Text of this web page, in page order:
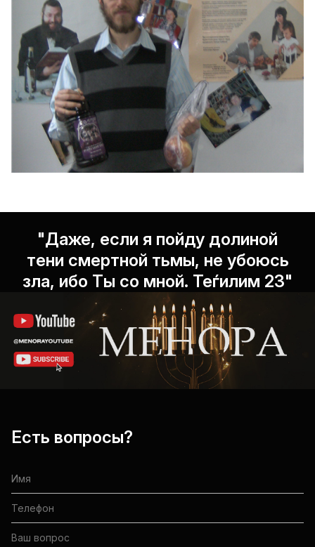
"Даже, если я пойду долиной
тени смертной тьмы, не убоюсь
зла, ибо Ты со мной. Теѓилим 23"
Есть вопросы?